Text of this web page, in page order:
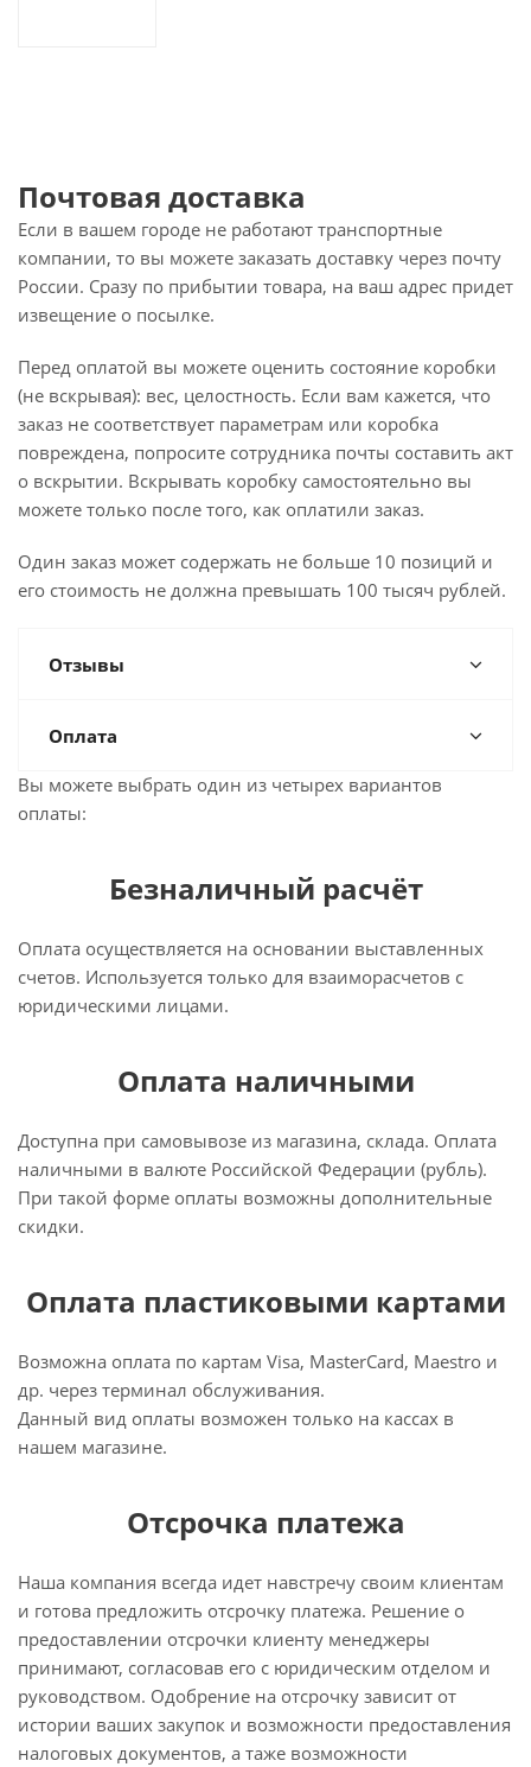
Почтовая доставка
Если в вашем городе не работают транспортные
компании, то вы можете заказать доставку через почту
России. Сразу по прибытии товара, на ваш адрес придет
извещение о посылке.
Перед оплатой вы можете оценить состояние коробки
(не вскрывая): вес, целостность. Если вам кажется, что
заказ не соответствует параметрам или коробка
повреждена, попросите сотрудника почты составить акт
о вскрытии. Вскрывать коробку самостоятельно вы
можете только после того, как оплатили заказ.
Один заказ может содержать не больше 10 позиций и
его стоимость не должна превышать 100 тысяч рублей.
Отзывы
Оплата
Вы можете выбрать один из четырех вариантов
оплаты:
Безналичный расчёт
Оплата осуществляется на основании выставленных
счетов. Используется только для взаиморасчетов с
юридическими лицами.
Оплата наличными
Доступна при самовывозе из магазина, склада. Оплата
наличными в валюте Российской Федерации (рубль).
При такой форме оплаты возможны дополнительные
скидки.
Оплата пластиковыми картами
Возможна оплата по картам Visa, MasterCard, Maestro и
др. через терминал обслуживания.
Данный вид оплаты возможен только на кассах в
нашем магазине.
Отсрочка платежа
Наша компания всегда идет навстречу своим клиентам
и готова предложить отсрочку платежа. Решение о
предоставлении отсрочки клиенту менеджеры
принимают, согласовав его с юридическим отделом и
руководством. Одобрение на отсрочку зависит от
истории ваших закупок и возможности предоставления
налоговых документов, а таже возможности